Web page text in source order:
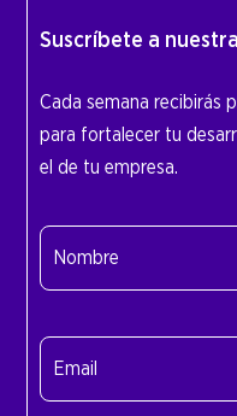
Suscríbete a
Cada semana recibirás
para fortalecer tu
el de tu empresa.
Nombre
(Obligatorio)
Email
(Obligatorio)